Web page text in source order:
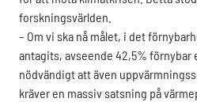
forskningsvärlden.
– Om vi ska nå målet, i det
antagits, avseende 42,5% förnybar
nödvändigt att även
kräver en massiv satsning på